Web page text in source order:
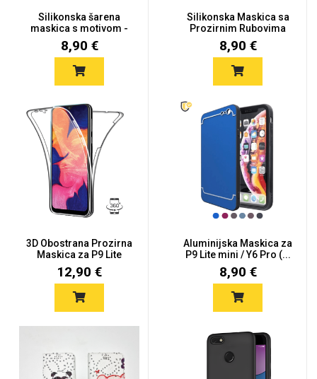
Silikonska šarena
maskica s motivom -
P9 Lite...
8,90 €
Silikonska Maskica sa
Prozirnim Rubovima
za P9...
8,90 €
3D Obostrana Prozirna
Maskica za P9 Lite
mini...
12,90 €
Aluminijska Maskica za
P9 Lite mini / Y6 Pro (...
8,90 €